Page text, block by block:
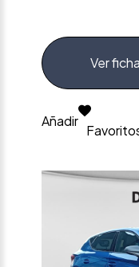
Ver ficha
Añadir